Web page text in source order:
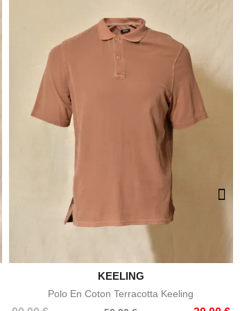
Aperçu rapide
KEELING
Polo En Coton Terracotta Keeling